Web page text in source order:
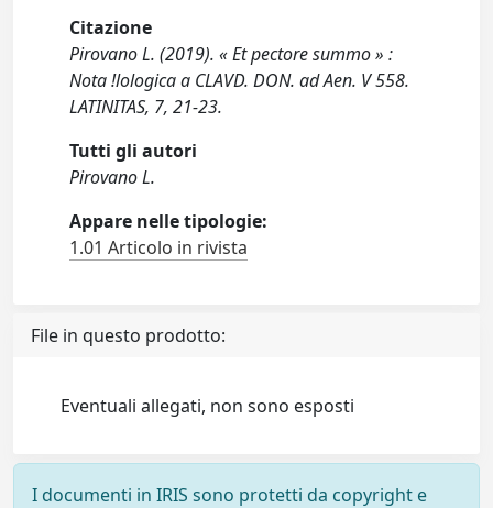
Citazione
Pirovano L. (2019). « Et pectore summo » :
Nota !lologica a CLAVD. DON. ad Aen. V 558.
LATINITAS, 7, 21-23.
Tutti gli autori
Pirovano L.
Appare nelle tipologie:
1.01 Articolo in rivista
File in questo prodotto:
Eventuali allegati, non sono esposti
I documenti in IRIS sono protetti da copyright e